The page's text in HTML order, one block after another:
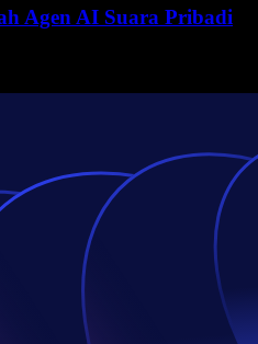
Agen AI Suara Pribadi